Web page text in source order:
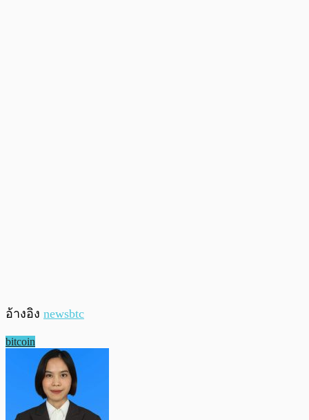
อ้างอิง newsbtc
bitcoin